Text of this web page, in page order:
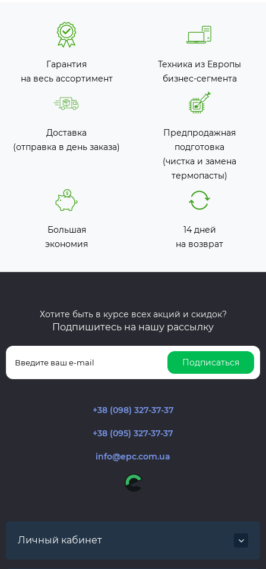
Гарантия
на весь ассортимент
Техника из Европы
бизнес-сегмента
Доставка
(отправка в день заказа)
Предпродажная
подготовка
(чистка и замена
термопасты)
Большая
экономия
14 дней
на возврат
Хотите быть в курсе всех акций и скидок?
Подпишитесь на нашу рассылку
Подписаться
+38 (098) 327-37-37
+38 (095) 327-37-37
info@epc.com.ua
Личный кабинет